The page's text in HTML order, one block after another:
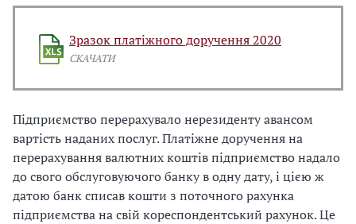
Зразок платіжного доручення 2020
СКАЧАТИ
Підприємство перерахувало нерезиденту авансом
вартість наданих послуг. Платіжне доручення на
перерахування валютних коштів підприємство надало
до свого обслуговуючого банку в одну дату, і цією ж
датою банк списав кошти з поточного рахунка
підприємства на свій кореспондентський рахунок. Це